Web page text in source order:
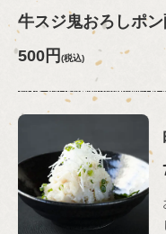
牛スジ鬼おろしポ
500円 (税込)